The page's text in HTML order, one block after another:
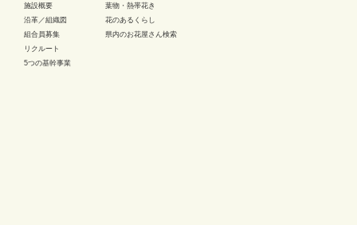
施設概要
沿革／組織図
組合員募集
リクルート
5つの基幹事業
葉物・熱帯花き
花のあるくらし
県内のお花屋さん検索